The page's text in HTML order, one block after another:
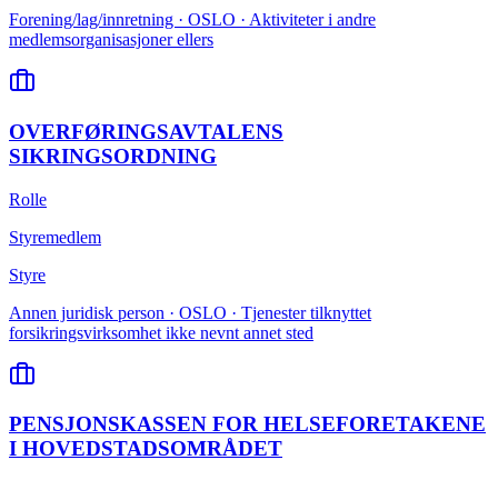
Forening/lag/innretning · OSLO · Aktiviteter i andre
medlemsorganisasjoner ellers
OVERFØRINGSAVTALENS
SIKRINGSORDNING
Rolle
Styremedlem
Styre
Annen juridisk person · OSLO · Tjenester tilknyttet
forsikringsvirksomhet ikke nevnt annet sted
PENSJONSKASSEN FOR HELSEFORETAKENE
I HOVEDSTADSOMRÅDET